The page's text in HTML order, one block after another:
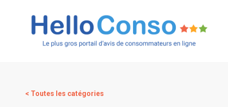
< Toutes les catégories